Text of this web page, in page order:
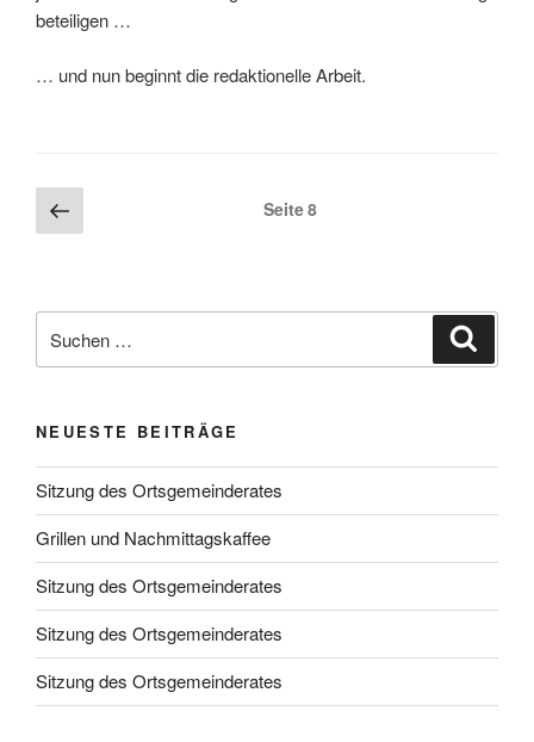
beteiligen …
… und nun beginnt die redaktionelle Arbeit.
Seitennummerierung
der
Vorherige
Seite
Seite8
nach:
NEUESTE BEITRÄGE
Sitzung des Ortsgemeinderates
Grillen und Nachmittagskaffee
Sitzung des Ortsgemeinderates
Sitzung des Ortsgemeinderates
Sitzung des Ortsgemeinderates